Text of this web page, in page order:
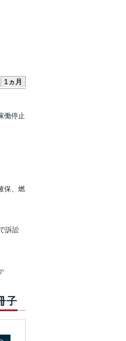
1ヵ月
働停止
保、燃
訴訟
子